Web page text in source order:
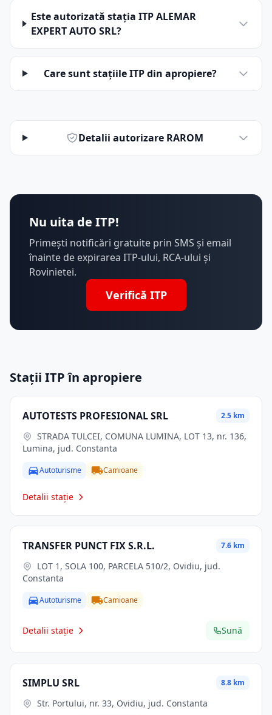
Este autorizată stația ITP ALEMAR
EXPERT AUTO SRL?
Care sunt stațiile ITP din apropiere?
Detalii autorizare RAROM
Nu uita de ITP!
Primești notificări gratuite prin SMS și email
înainte de expirarea ITP-ului, RCA-ului și
Rovinietei.
Verifică ITP
Stații ITP în apropiere
AUTOTESTS PROFESIONAL SRL 2.5 km
Lumina, jud. Constanta
Autoturisme Camioane
Detalii stație
TRANSFER PUNCT FIX S.R.L. 7.6 km
Constanta
Autoturisme Camioane
Detalii stație Sună
SIMPLU SRL 8.8 km
Str. Portului, nr. 33, Ovidiu, jud. Constanta